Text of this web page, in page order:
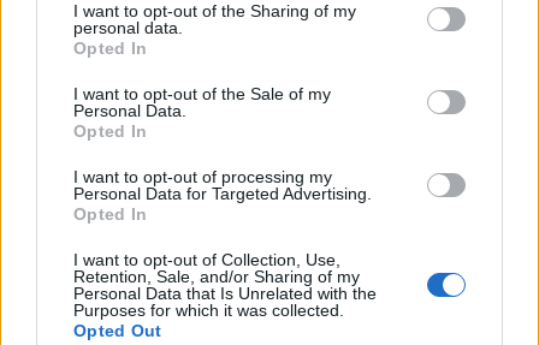
not limited to your visit or usage behaviour. You may click to
grant or deny consent to Google and its third-party tags to
use your data for below specified purposes in below Google
consent section.
I want to opt-out of the Sharing of my
personal data.
Opted In
I want to opt-out of the Sale of my
Personal Data.
Opted In
I want to opt-out of processing my
Personal Data for Targeted Advertising.
Opted In
I want to opt-out of Collection, Use,
Retention, Sale, and/or Sharing of my
Personal Data that Is Unrelated with the
Purposes for which it was collected.
Opted Out